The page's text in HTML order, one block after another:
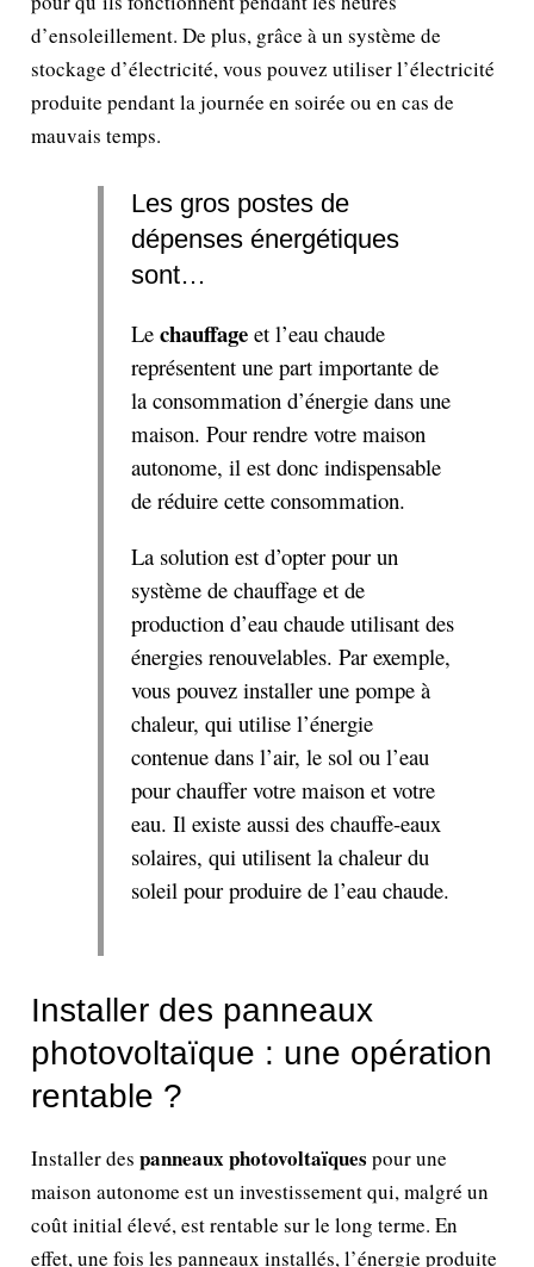
d’ensoleillement. De plus, grâce à un système de
stockage d’électricité, vous pouvez utiliser l’électricité
produite pendant la journée en soirée ou en cas de
mauvais temps.
Les gros postes de
dépenses énergétiques
sont…
Le chauffageet l’eau chaude
représentent une part importante de
la consommation d’énergie dans une
maison. Pour rendre votre maison
autonome, il est donc indispensable
de réduire cette consommation.
La solution est d’opter pour un
système de chauffage et de
production d’eau chaude utilisant des
énergies renouvelables. Par exemple,
vous pouvez installer une pompe à
chaleur, qui utilise l’énergie
contenue dans l’air, le sol ou l’eau
pour chauffer votre maison et votre
eau. Il existe aussi des chauffe-eaux
solaires, qui utilisent la chaleur du
soleil pour produire de l’eau chaude.
Installer des panneaux
photovoltaïque : une opération
rentable ?
Installer despanneaux photovoltaïques pour une
maison autonome est un investissement qui, malgré un
coût initial élevé, est rentable sur le long terme. En
effet, une fois les panneaux installés, l’énergie produite